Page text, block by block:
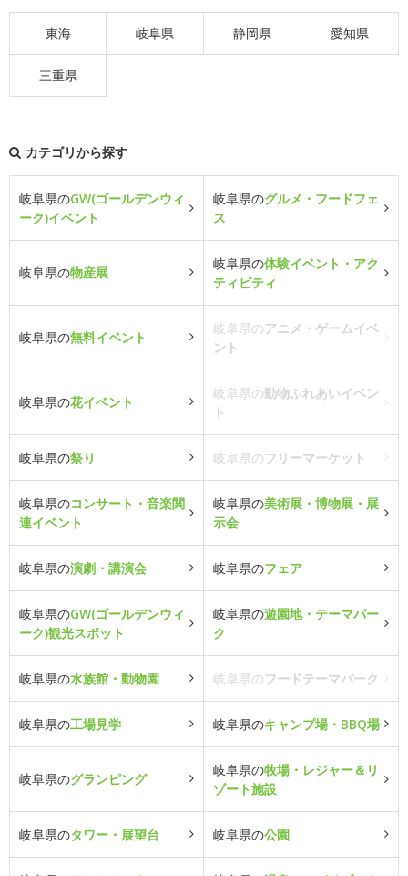
東海 岐阜県 静岡県 愛知県
三重県
カテゴリから探す
岐阜県のGW(ゴールデンウィ
ーク)イベント
岐阜県のグルメ・フードフェ
ス
岐阜県の物産展
岐阜県の体験イベント・アク
ティビティ
岐阜県の無料イベント
岐阜県のアニメ・ゲームイベ
ント
岐阜県の花イベント
岐阜県の動物ふれあいイベン
ト
岐阜県の祭り 岐阜県のフリーマーケット
岐阜県のコンサート・音楽関
連イベント
岐阜県の美術展・博物展・展
示会
岐阜県の演劇・講演会 岐阜県のフェア
岐阜県のGW(ゴールデンウィ
ーク)観光スポット
岐阜県の遊園地・テーマパー
ク
岐阜県の水族館・動物園 岐阜県のフードテーマパーク
岐阜県の工場見学 岐阜県のキャンプ場・BBQ場
岐阜県のグランピング
岐阜県の牧場・レジャー＆リ
ゾート施設
岐阜県のタワー・展望台 岐阜県の公園